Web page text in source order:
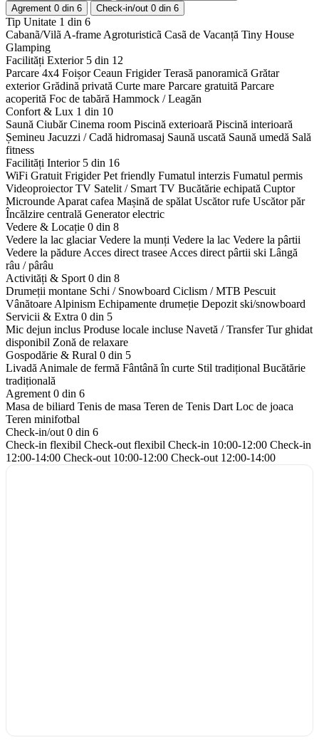
Agrement 0 din 6 Check-in/out 0 din 6
Tip Unitate 1 din 6
Cabanã/Vilã A-frame Agroturisticã Casã de Vacanță Tiny House
Glamping
Facilități Exterior 5 din 12
Parcare 4x4 Foișor Ceaun Frigider Terasă panoramică Grătar
exterior Grădină privată Curte mare Parcare gratuită Parcare
acoperită Foc de tabără Hammock / Leagăn
Confort & Lux 1 din 10
Saună Ciubăr Cinema room Piscină exterioară Piscină interioară
Șemineu Jacuzzi / Cadă hidromasaj Saună uscată Saună umedă Sală
fitness
Facilități Interior 5 din 16
WiFi Gratuit Frigider Pet friendly Fumatul interzis Fumatul permis
Videoproiector TV Satelit / Smart TV Bucătărie echipată Cuptor
Microunde Aparat cafea Mașină de spălat Uscător rufe Uscător păr
Încălzire centrală Generator electric
Vedere & Locație 0 din 8
Vedere la lac glaciar Vedere la munți Vedere la lac Vedere la pârtii
Vedere la pădure Acces direct trasee Acces direct pârtii ski Lângă
râu / pârâu
Activități & Sport 0 din 8
Drumeții montane Schi / Snowboard Ciclism / MTB Pescuit
Vânătoare Alpinism Echipamente drumeție Depozit ski/snowboard
Servicii & Extra 0 din 5
Mic dejun inclus Produse locale incluse Navetă / Transfer Tur ghidat
disponibil Zonă de relaxare
Gospodărie & Rural 0 din 5
Livadă Animale de fermă Fântână în curte Stil tradițional Bucătărie
tradițională
Agrement 0 din 6
Masa de biliard Tenis de masa Teren de Tenis Dart Loc de joaca
Teren minifotbal
Check-in/out 0 din 6
Check-in flexibil Check-out flexibil Check-in 10:00-12:00 Check-in
12:00-14:00 Check-out 10:00-12:00 Check-out 12:00-14:00